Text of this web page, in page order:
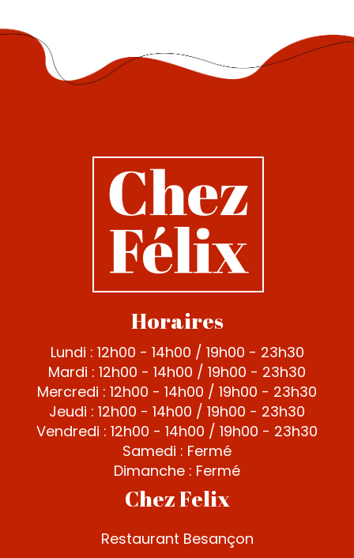
Horaires
Lundi : 12h00 - 14h00 / 19h00 - 23h30
Mardi : 12h00 - 14h00 / 19h00 - 23h30
Mercredi : 12h00 - 14h00 / 19h00 - 23h30
Jeudi : 12h00 - 14h00 / 19h00 - 23h30
Vendredi : 12h00 - 14h00 / 19h00 - 23h30
Samedi : Fermé
Dimanche : Fermé
Chez Felix
Restaurant Besançon